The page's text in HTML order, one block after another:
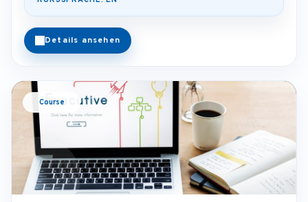
Details ansehen
Course